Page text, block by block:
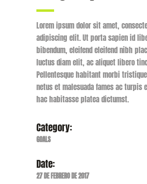
Lorem ipsum dolor sit amet,
adipiscing elit. Ut porta sapien id
bibendum, eleifend eleifend nibh
luctus diam elit, ac aliquet libero
Pellentesque habitant morbi
netus et malesuada fames ac turpis
hac habitasse platea dictumst.
Category:
GOALS
Date:
27 DE FEBRERO DE 2017